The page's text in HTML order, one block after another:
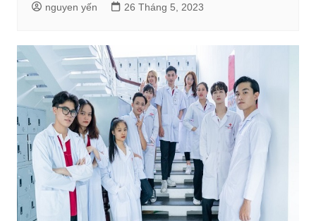
nguyen yến 26 Tháng 5, 2023